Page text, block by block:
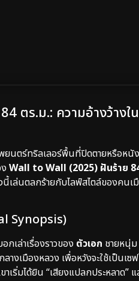
ตร.ม.: ความอ้างว้าง
ยนตร์ทริลเลอร์พื้นที่ปิดตายหรือห
Wall to Wall (2025) ฝันร้าย
งนี้เล่นตลกร้ายกับไลฟ์สไตล์ของ
Synopsis)
กเล่าเรื่องราวของ ตัวเอก ชายหนุ่
างเมืองหลวง เพื่อหวังจะใช้เป็น
เริ่มได้ยิน “เสียงแปลกประหลา